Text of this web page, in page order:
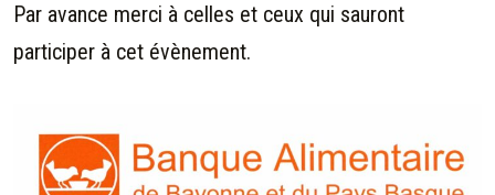
Par avance merci à celles et ceux qui sauront
participer à cet évènement.